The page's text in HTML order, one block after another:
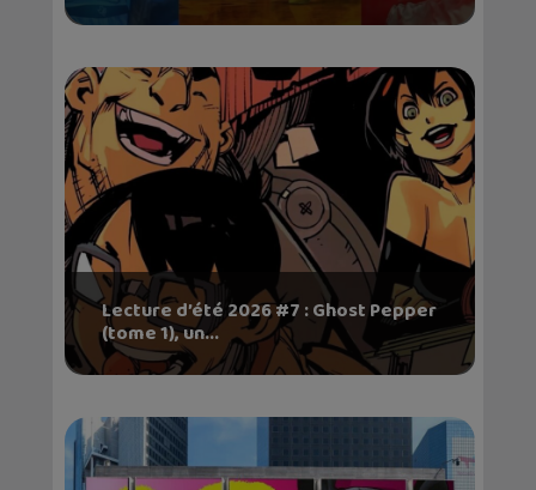
Lecture d’été 2026 #7 : Ghost Pepper
(tome 1), un...